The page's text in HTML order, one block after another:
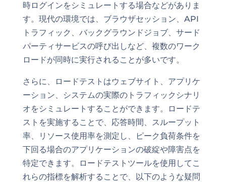
時ログインをシミュレートする場合などがありま
す。現代の環境では、ブラウザセッション、API
トラフィック、バックグラウンドジョブ、サード
パーティサービスの呼び出しなど、複数のワーク
ロードが同時に実行されることが多いです。
さらに、ロードテストはウェブサイト、アプリケ
ーション、システムの実際のトラフィックシナリ
オをシミュレートすることができます。ロードテ
ストを実施することで、応答時間、スループット
率、リソース使用率を測定し、ピーク負荷条件を
下回る場合のアプリケーションの破綻や障害点を
特定できます。ロードテストツールを使用してこ
れらの指標を解析することで、以下のような疑問